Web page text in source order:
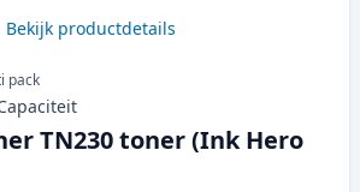
Bekijk productdetails
pack
TN230 toner (Ink Hero